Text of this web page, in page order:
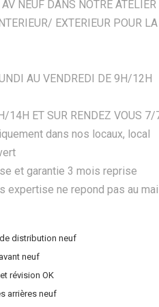
NEUF DANS NOTRE ATELIER
EXTERIEUR POUR LA
AU VENDREDI DE 9H/12H
14H ET SUR RENDEZ VOUS 7/
dans nos locaux, local
et garantie 3 mois reprise
expertise ne repond pas au
distribution neuf
neuf
révision OK
arrières neuf